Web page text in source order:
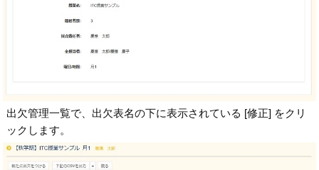
出欠管理一覧で、出欠表名の下に表示されている [修正] をクリ
ックします。